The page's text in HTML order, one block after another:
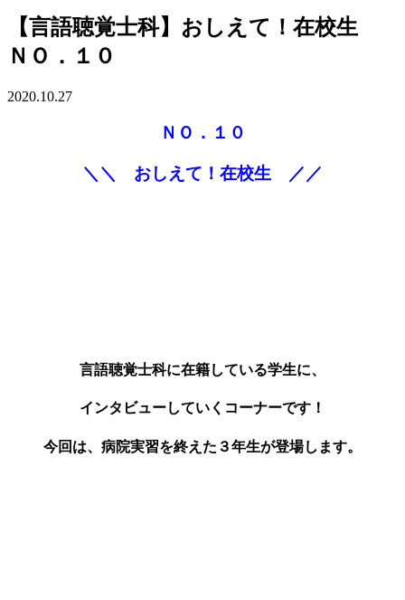
【言語聴覚士科】おしえて！在校生
ＮＯ．１０
2020.10.27
ＮＯ．１０
＼＼ おしえて！在校生 ／／
言語聴覚士科に在籍している学生に、
インタビューしていくコーナーです！
今回は、病院実習を終えた３年生が登場します。